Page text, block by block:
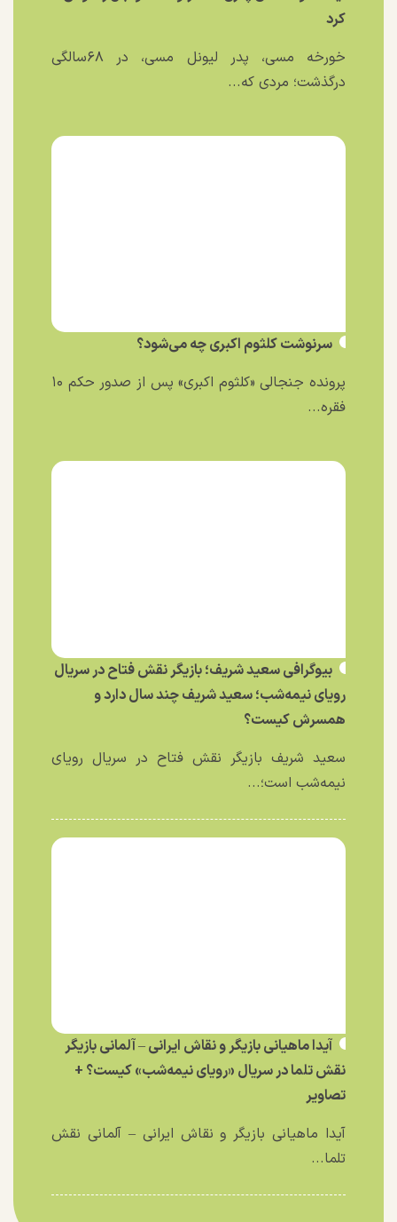
کرد
خورخه مسی، پدر لیونل مسی، در ۶۸سالگی
درگذشت؛ مردی که...
سرنوشت کلثوم اکبری چه می‌شود؟
پرونده جنجالی «کلثوم اکبری» پس از صدور حکم ۱۰
فقره...
بیوگرافی سعید شریف؛ بازیگر نقش فتاح در سریال
رویای نیمه‌شب؛ سعید شریف چند سال دارد و
همسرش کیست؟
سعید شریف بازیگر نقش فتاح در سریال رویای
نیمه‌شب است؛...
آیدا ماهیانی بازیگر و نقاش ایرانی – آلمانی بازیگر
نقش تلما در سریال «رویای نیمه‌شب» کیست؟ +
تصاویر
آیدا ماهیانی بازیگر و نقاش ایرانی – آلمانی نقش
تلما...